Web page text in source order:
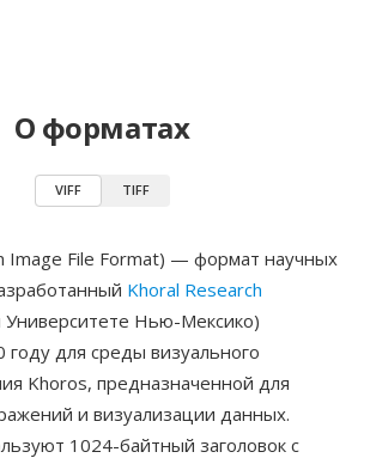
О форматах
VIFF TIFF
Image File Format) — формат научных
Khoral Research
Университете Нью-Мексико)
для среды визуального
Khoros, предназначенной для
и визуализации данных.
1024-байтный заголовок с